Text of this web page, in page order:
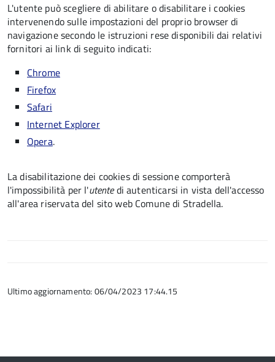
L'utente può scegliere di abilitare o disabilitare i cookies
intervenendo sulle impostazioni del proprio browser di
navigazione secondo le istruzioni rese disponibili dai relativi
fornitori ai link di seguito indicati:
Chrome
Firefox
Safari
Internet Explorer
Opera.
La disabilitazione dei cookies di sessione comporterà
l'impossibilità per l'utentedi autenticarsi in vista dell'accesso
all'area riservata del sito web Comune di Stradella.
Ultimo aggiornamento: 06/04/2023 17:44.15